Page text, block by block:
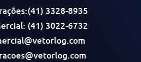
3328-8935
(41) 3022-6732